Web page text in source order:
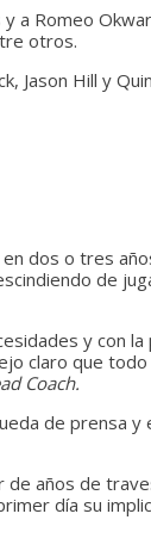
a Romeo
otros.
Jason Hill y
dos o tres
de
y con
claro que
Coach.
de prensa
años de
día su